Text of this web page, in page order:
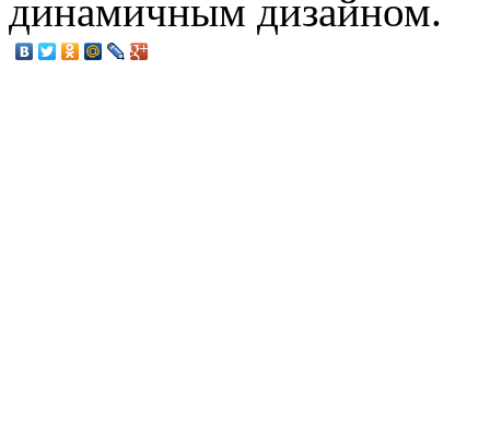
динамичным дизайном.